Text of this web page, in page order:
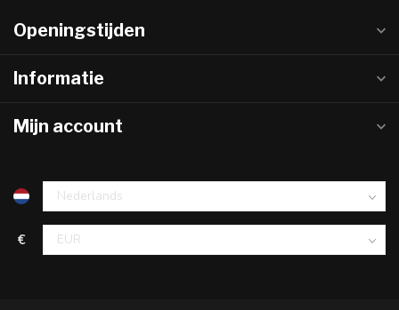
Openingstijden
Informatie
Mijn account
€